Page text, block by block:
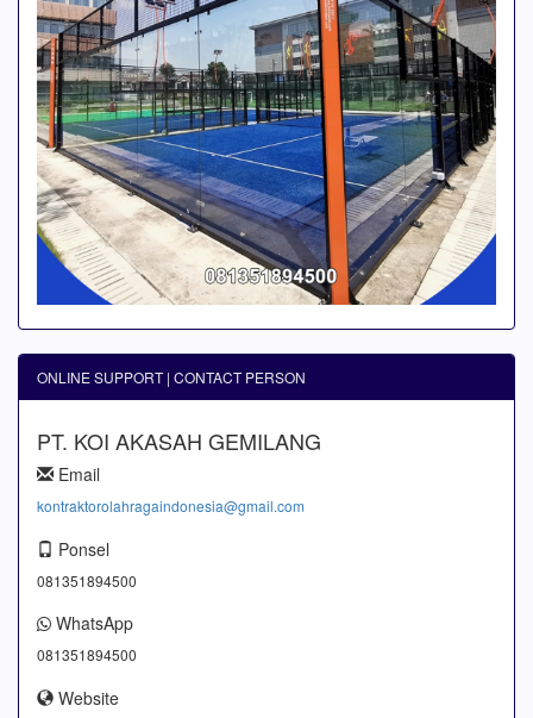
ONLINE SUPPORT | CONTACT PERSON
PT. KOI AKASAH GEMILANG
Email
kontraktorolahragaindonesia@gmail.com
Ponsel
081351894500
WhatsApp
081351894500
Website